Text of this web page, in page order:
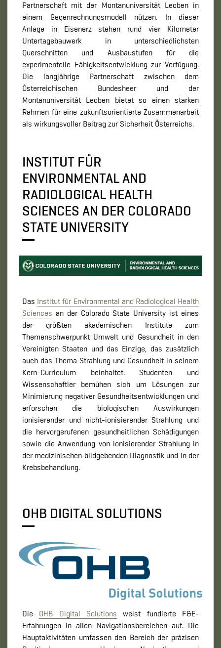
Partnerschaft mit der Montanuniversität Leoben in
einem Gegenrechnungsmodell nützen. In dieser
Anlage in Eisenerz stehen rund vier Kilometer
Untertagebauwerk in unterschiedlichsten
Querschnitten und Ausbaustufen für die
experimentelle Fähigkeitsentwicklung zur Verfügung.
Die langjährige Partnerschaft zwischen dem
Österreichischen Bundesheer und der
Montanuniversität Leoben bietet so einen starken
Rahmen für eine zukunftsorientierte Zusammenarbeit
als wirkungsvoller Beitrag zur Sicherheit Österreichs.
INSTITUT FÜR
ENVIRONMENTAL AND
RADIOLOGICAL HEALTH
SCIENCES AN DER COLORADO
STATE UNIVERSITY
Das Institut für Environmental and Radiological Health
Sciences an der Colorado State University ist eines
der größten akademischen Institute zum
Themenschwerpunkt Umwelt und Gesundheit in den
Vereinigten Staaten und das Einzige, das zusätzlich
auch das Thema Strahlung und Gesundheit in seinem
Kern-Curriculum beinhaltet. Studenten und
Wissenschaftler bemühen sich um Lösungen zur
Minimierung negativer Gesundheitsentwicklungen und
erforschen die biologischen Auswirkungen
ionisierender und nicht-ionisierender Strahlung und
die hervorgerufenen gesundheitlichen Schädigungen
sowie die Anwendung von ionisierender Strahlung in
der medizinischen bildgebenden Diagnostik und in der
Krebsbehandlung.
OHB DIGITAL SOLUTIONS
Die OHB Digital Solutions weist fundierte F&E-
Erfahrungen in allen Navigationsbereichen auf. Die
Hauptaktivitäten umfassen den Bereich der präzisen